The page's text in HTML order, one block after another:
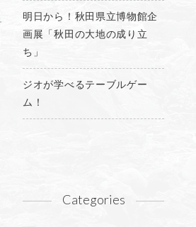
明日から！秋田県立博物館企
画展「秋田の大地の成り立
ち」
ジオが学べるテーブルゲー
ム！
Categories